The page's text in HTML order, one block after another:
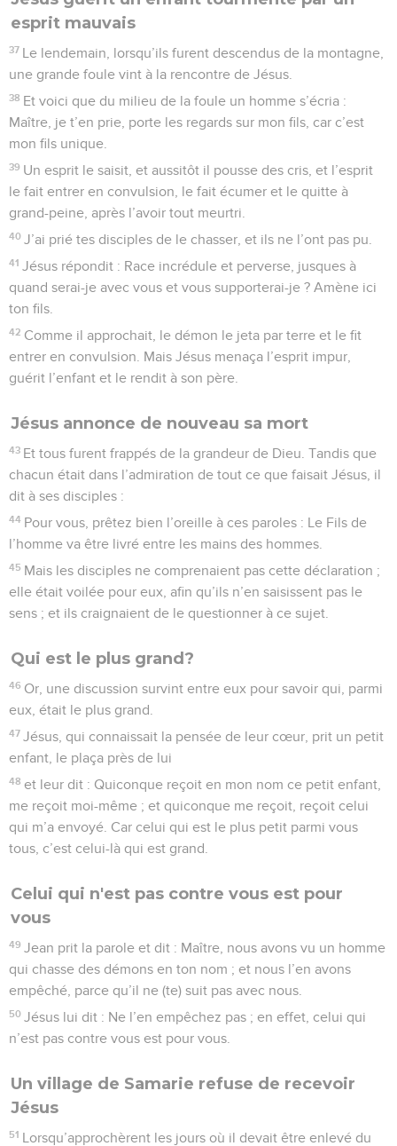
esprit mauvais
37 Le lendemain, lorsqu’ils furent descendus de la montagne,
une grande foule vint à la rencontre de Jésus.
38 Et voici que du milieu de la foule un homme s’écria :
Maître, je t’en prie, porte les regards sur mon fils, car c’est
mon fils unique.
39 Un esprit le saisit, et aussitôt il pousse des cris, et l’esprit
le fait entrer en convulsion, le fait écumer et le quitte à
grand-peine, après l’avoir tout meurtri.
40 J’ai prié tes disciples de le chasser, et ils ne l’ont pas pu.
41 Jésus répondit : Race incrédule et perverse, jusques à
quand serai-je avec vous et vous supporterai-je ? Amène ici
ton fils.
42 Comme il approchait, le démon le jeta par terre et le fit
entrer en convulsion. Mais Jésus menaça l’esprit impur,
guérit l’enfant et le rendit à son père.
Jésus annonce de nouveau sa mort
43 Et tous furent frappés de la grandeur de Dieu. Tandis que
chacun était dans l’admiration de tout ce que faisait Jésus, il
dit à ses disciples :
44 Pour vous, prêtez bien l’oreille à ces paroles : Le Fils de
l’homme va être livré entre les mains des hommes.
45 Mais les disciples ne comprenaient pas cette déclaration ;
elle était voilée pour eux, afin qu’ils n’en saisissent pas le
sens ; et ils craignaient de le questionner à ce sujet.
Qui est le plus grand?
46 Or, une discussion survint entre eux pour savoir qui, parmi
eux, était le plus grand.
47 Jésus, qui connaissait la pensée de leur cœur, prit un petit
enfant, le plaça près de lui
48 et leur dit : Quiconque reçoit en mon nom ce petit enfant,
me reçoit moi-même ; et quiconque me reçoit, reçoit celui
qui m’a envoyé. Car celui qui est le plus petit parmi vous
tous, c’est celui-là qui est grand.
Celui qui n'est pas contre vous est pour
vous
49 Jean prit la parole et dit : Maître, nous avons vu un homme
qui chasse des démons en ton nom ; et nous l’en avons
empêché, parce qu’il ne (te) suit pas avec nous.
50 Jésus lui dit : Ne l’en empêchez pas ; en effet, celui qui
n’est pas contre vous est pour vous.
Un village de Samarie refuse de recevoir
Jésus
51 Lorsqu’approchèrent les jours où il devait être enlevé du